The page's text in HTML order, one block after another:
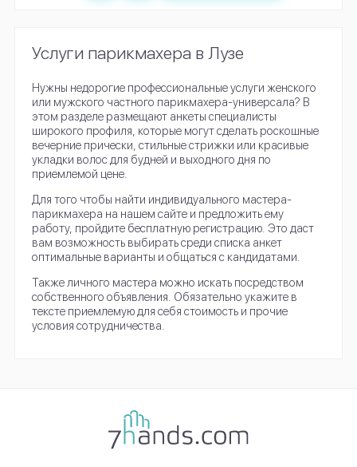
Услуги парикмахера в Лузе
Нужны недорогие профессиональные услуги женского
или мужского частного парикмахера-универсала? В
этом разделе размещают анкеты специалисты
широкого профиля, которые могут сделать роскошные
вечерние прически, стильные стрижки или красивые
укладки волос для будней и выходного дня по
приемлемой цене.
Для того чтобы найти индивидуального мастера-
парикмахера на нашем сайте и предложить ему
работу, пройдите бесплатную регистрацию. Это даст
вам возможность выбирать среди списка анкет
оптимальные варианты и общаться с кандидатами.
Также личного мастера можно искать посредством
собственного объявления. Обязательно укажите в
тексте приемлемую для себя стоимость и прочие
условия сотрудничества.